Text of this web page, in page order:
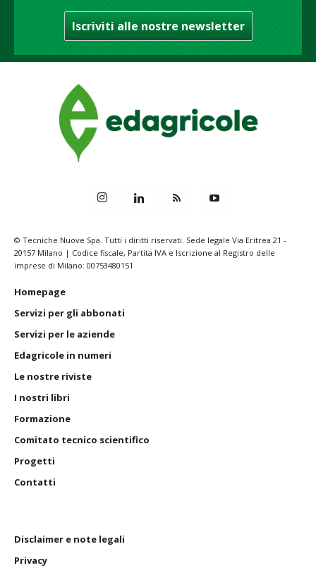
Iscriviti alle nostre newsletter
© Tecniche Nuove Spa. Tutti i diritti riservati. Sede legale Via Eritrea 21 -
20157 Milano | Codice fiscale, Partita IVA e Iscrizione al Registro delle
imprese di Milano: 00753480151
Homepage
Servizi per gli abbonati
Servizi per le aziende
Edagricole in numeri
Le nostre riviste
I nostri libri
Formazione
Comitato tecnico scientifico
Progetti
Contatti
Disclaimer e note legali
Privacy